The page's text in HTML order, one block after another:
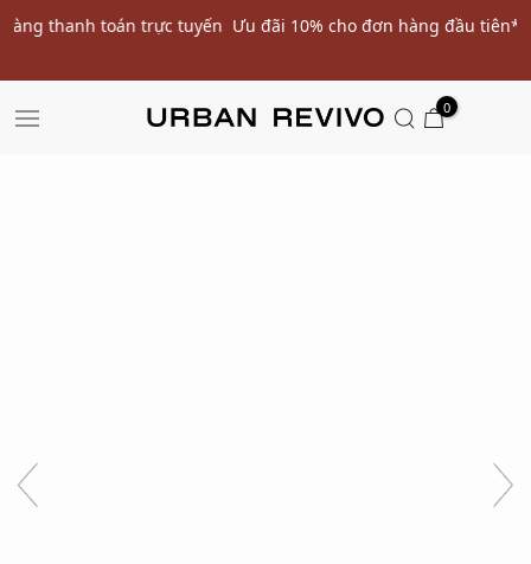
Ưu đãi 10% cho đơn hàng đầu tiên* | Nhập mã: URWELCOME
0
SALE